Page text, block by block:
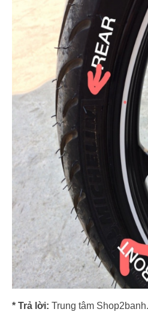
* Trả lời: Trung tâm